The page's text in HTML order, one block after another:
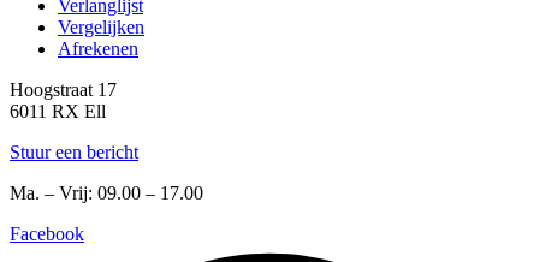
Verlanglijst
Vergelijken
Afrekenen
Hoogstraat 17
6011 RX Ell
Stuur een bericht
Ma. – Vrij: 09.00 – 17.00
Facebook